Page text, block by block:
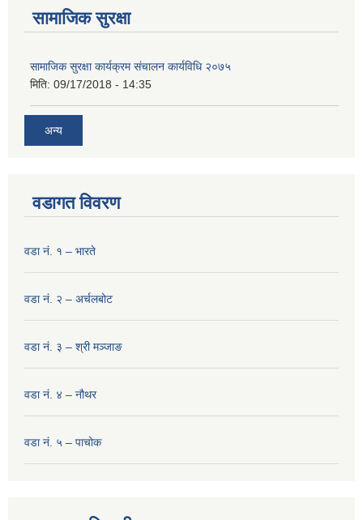
सामाजिक सुरक्षा
सामाजिक सुरक्षा कार्यक्रम संचालन कार्यविधि २०७५
मिति: 09/17/2018 - 14:35
अन्य
वडागत विवरण
वडा नं. १ – भारते
वडा नं. २ – अर्चलबोट
वडा नं. ३ – श्री मञ्‍जाङ
वडा नं. ४ – नौथर
वडा नं. ५ – पाचोक